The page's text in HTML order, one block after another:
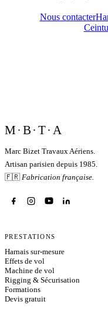
Nous contacter
M·B·T·A
Marc Bizet Travaux Aériens.
Artisan parisien depuis 1985.
🇫🇷 Fabrication française.
PRESTATIONS
Harnais sur-mesure
Effets de vol
Machine de vol
Rigging & Sécurisation
Formations
Devis gratuit